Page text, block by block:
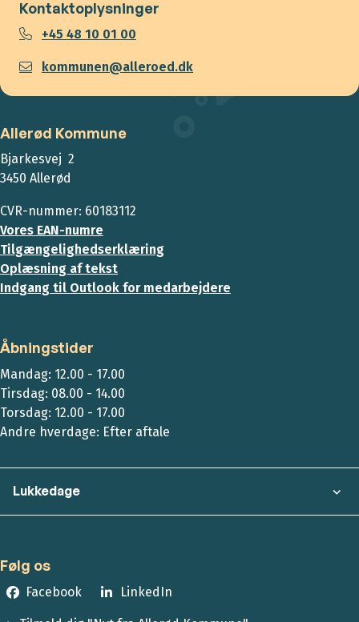
Kontaktoplysninger
+45 48 10 01 00
kommunen@alleroed.dk
Allerød Kommune
Bjarkesvej 2
3450 Allerød
CVR-nummer: 60183112
Vores EAN-numre
Tilgængelighedserklæring
Oplæsning af tekst
Indgang til Outlook for medarbejdere
Åbningstider
Mandag: 12.00 - 17.00
Tirsdag: 08.00 - 14.00
Torsdag: 12.00 - 17.00
Andre hverdage: Efter aftale
Lukkedage
Følg os
Facebook LinkedIn